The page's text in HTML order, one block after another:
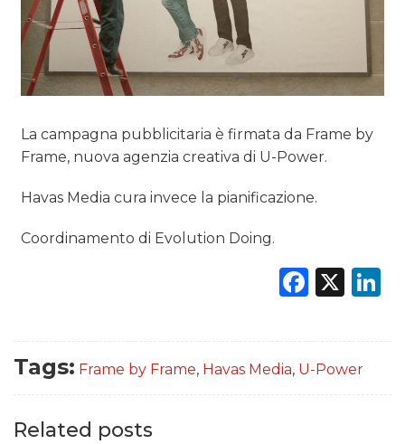
La campagna pubblicitaria è firmata da Frame by
Frame, nuova agenzia creativa di U-Power.
Havas Media cura invece la pianificazione.
Coordinamento di Evolution Doing.
X
Tags: Frame by Frame, Havas Media, U-Power
Related posts